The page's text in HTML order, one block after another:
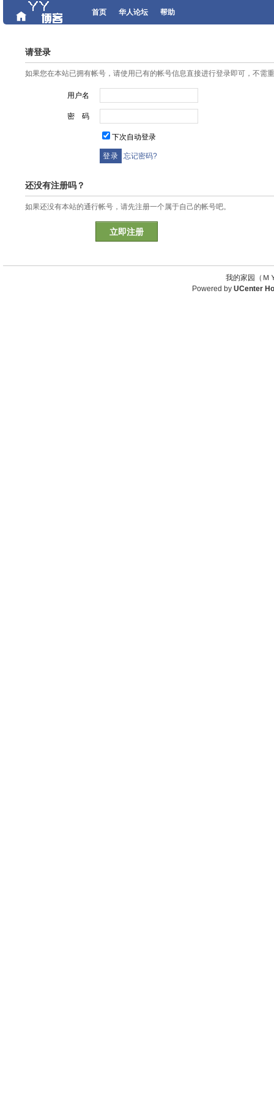
首页 华人论坛 帮助
请登录
如果您在本站已拥有帐号，请使用已有的帐号信息直接进行登录即可，不需
用户名
密 码
下次自动登录
忘记密码?
还没有注册吗？
如果还没有本站的通行帐号，请先注册一个属于自己的帐号吧。
立即注册
我的家园（
Powered by UCenter